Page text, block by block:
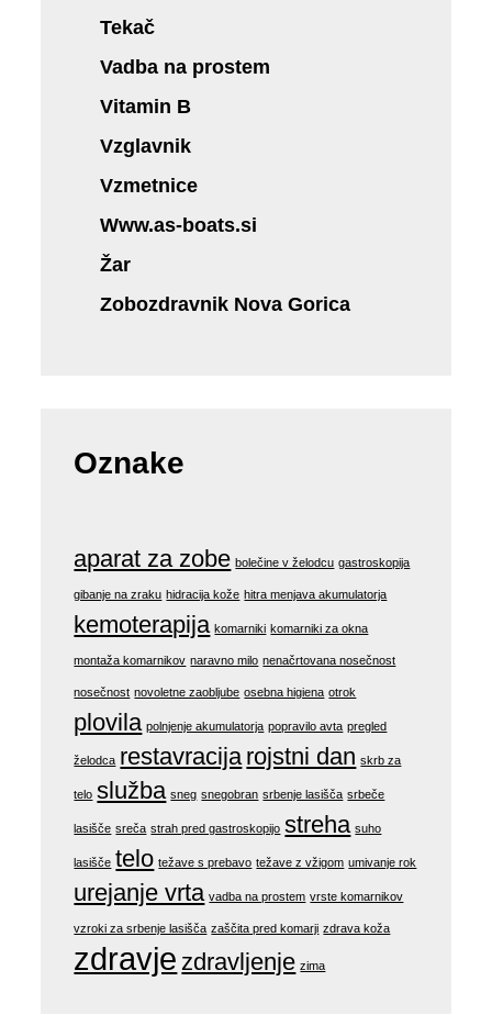
Tekač
Vadba na prostem
Vitamin B
Vzglavnik
Vzmetnice
Www.as-boats.si
Žar
Zobozdravnik Nova Gorica
Oznake
aparat za zobe bolečine v želodcu gastroskopija
gibanje na zraku hidracija kože hitra menjava akumulatorja
kemoterapija komarniki komarniki za okna
montaža komarnikov naravno milo nenačrtovana nosečnost
nosečnost novoletne zaobljube osebna higiena otrok
plovila polnjenje akumulatorja popravilo avta pregled
želodca restavracija rojstni dan skrb za
telo služba sneg snegobran srbenje lasišča srbeče
lasišče sreča strah pred gastroskopijo streha suho
lasišče telo težave s prebavo težave z vžigom umivanje rok
urejanje vrta vadba na prostem vrste komarnikov
vzroki za srbenje lasišča zaščita pred komarji zdrava koža
zdravje zdravljenje zima